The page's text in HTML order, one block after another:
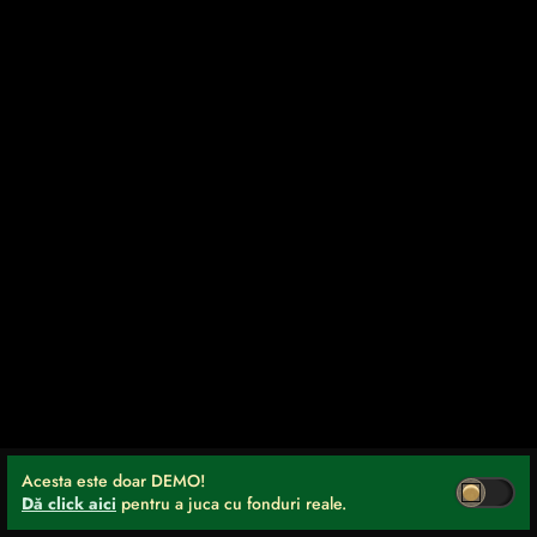
Acesta este doar DEMO!
Dă click aici pentru a juca cu fonduri reale.